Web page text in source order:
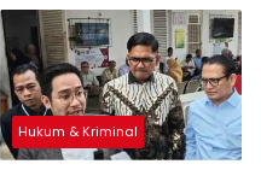
Hukum & Kriminal